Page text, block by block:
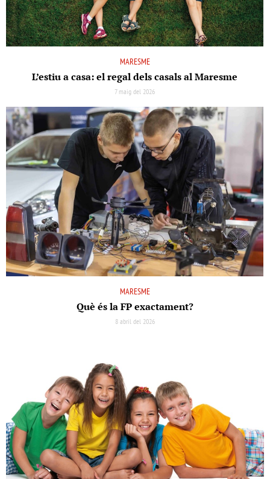
MARESME
L’estiu a casa: el regal dels casals al Maresme
7 maig del 2026
MARESME
Què és la FP exactament?
8 abril del 2026